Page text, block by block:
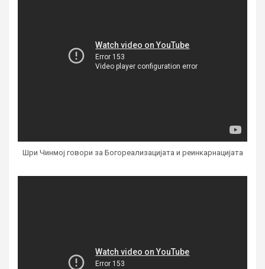
Шри Чинмој говори за Богореализацијата и реинкарнацијата